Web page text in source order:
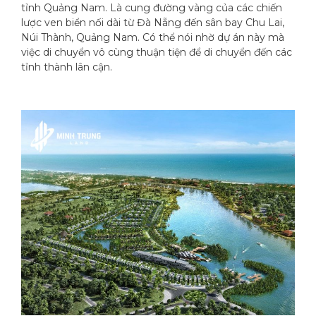
tỉnh Quảng Nam. Là cung đường vàng của các chiến
lược ven biển nối dài từ Đà Nẵng đến sân bay Chu Lai,
Núi Thành, Quảng Nam. Có thể nói nhờ dự án này mà
việc di chuyển vô cùng thuận tiện để di chuyển đến các
tỉnh thành lân cận.